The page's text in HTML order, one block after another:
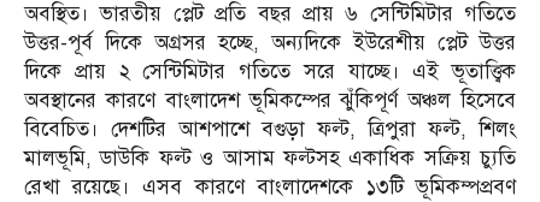
অবস্থিত। ভারতীয় প্লেট প্রতি বছর প্রায় ৬ সেন্টিমিটার গতিতে
উত্তর-পূর্ব দিকে অগ্রসর হচ্ছে, অন্যদিকে ইউরেশীয় প্লেট উত্তর
দিকে প্রায় ২ সেন্টিমিটার গতিতে সরে যাচ্ছে। এই ভূতাত্ত্বিক
অবস্থানের কারণে বাংলাদেশ ভূমিকম্পের ঝুঁকিপূর্ণ অঞ্চল হিসেবে
বিবেচিত। দেশটির আশপাশে বগুড়া ফল্ট, ত্রিপুরা ফল্ট, শিলং
মালভূমি, ডাউকি ফল্ট ও আসাম ফল্টসহ একাধিক সক্রিয় চ্যুতি
রেখা রয়েছে। এসব কারণে বাংলাদেশকে ১৩টি ভূমিকম্পপ্রবণ